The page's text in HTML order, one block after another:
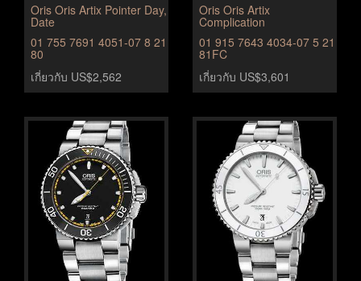
Oris Oris Artix Pointer Day,
Date
01 755 7691 4051-07 8 21
80
เกี่ยวกับ US$2,562
Oris Oris Artix
Complication
01 915 7643 4034-07 5 21
81FC
เกี่ยวกับ US$3,601